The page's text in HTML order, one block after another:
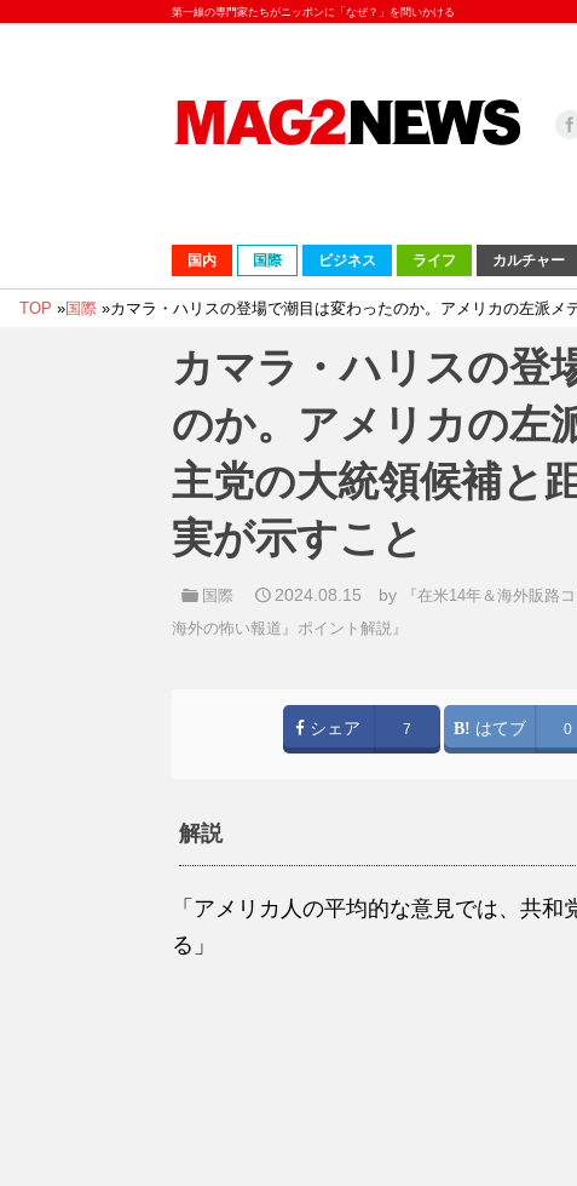
第一線の専門家たちがニッポンに「なぜ？」を問いかける
国内 国際 ビジネス ライフ カルチャー
TOP »国際 »カマラ・ハリスの登場で潮目は変わったのか。アメリカの左派
カマラ・ハリスの登
のか。アメリカの左
主党の大統領候補と
実が示すこと
国際 2024.08.15 by
『在米14年＆海外販路
海外の怖い報道』ポイント解説』
シェア 7 はてブ 0
解説
「アメリカ人の平均的な意見では、共
る」